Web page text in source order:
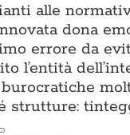
alle
dona
errore da
l’entità
strutture: